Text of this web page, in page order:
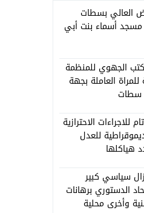
العالي بسطات
أسماء بنت أبي
الجهوي للمنظمة
للمراة العاملة بجهة
سطات
للاجراءات الاحترازية
للعدل
هياكلها
سياسي كبير
الدستوري برهانات
وأخرى محلية